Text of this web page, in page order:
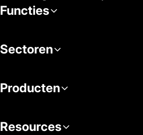
Functies
Sectoren
Producten
Resources